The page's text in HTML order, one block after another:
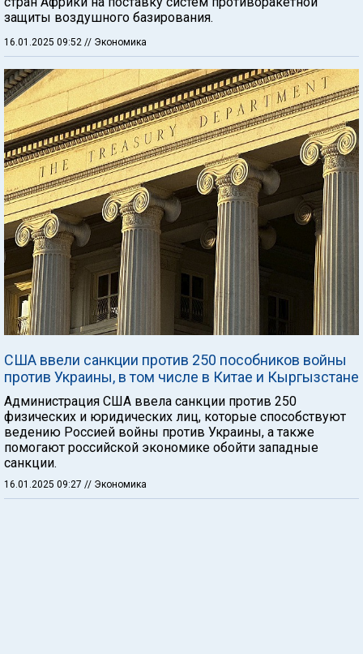
защиты воздушного базирования.
16.01.2025 09:52 // Экономика
США ввели санкции против 250 пособников войны
против Украины, в том числе в Китае и Кыргызстане
Администрация США ввела санкции против 250
физических и юридических лиц, которые способствуют
ведению Россией войны против Украины, а также
помогают российской экономике обойти западные
санкции.
16.01.2025 09:27 // Экономика